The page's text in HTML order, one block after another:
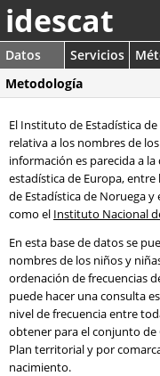
idescat
Datos Servicios
Metodología
El Instituto de Estadística
relativa a los nombres de
información es parecida a
estadística de Europa,
de Estadística de Noruega
como el Instituto Nacional
En esta base de datos se
nombres de los niños y
ordenación de frecuencias
puede hacer una consulta
nivel de frecuencia entre
obtener para el conjunto
Plan territorial y por
nacimiento.